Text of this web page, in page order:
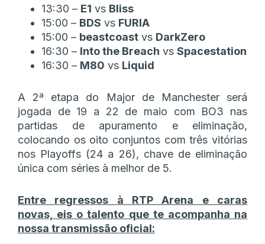
13:30 – E1 vs Bliss
15:00 – BDS vs FURIA
15:00 – beastcoast vs DarkZero
16:30 – Into the Breach vs Spacestation
16:30 – M80 vs Liquid
A 2ª etapa do Major de Manchester será
jogada de 19 a 22 de maio com BO3 nas
partidas de apuramento e eliminação,
colocando os oito conjuntos com três vitórias
nos Playoffs (24 a 26), chave de eliminação
única com séries à melhor de 5.
Entre regressos à RTP Arena e caras
novas, eis o talento que te acompanha na
nossa transmissão oficial: